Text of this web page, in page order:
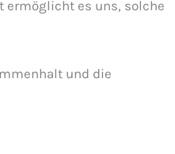
ermöglicht es uns, solche
und die